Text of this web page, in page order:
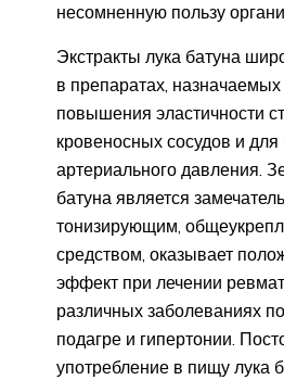
несомненную пользу
Экстракты лука батуна
в препаратах,
повышения эластичности
кровеносных сосудов и
артериального давления.
батуна является
тонизирующим,
средством, оказывает
эффект при лечении
различных заболеваниях
подагре и гипертонии.
употребление в пищу лука